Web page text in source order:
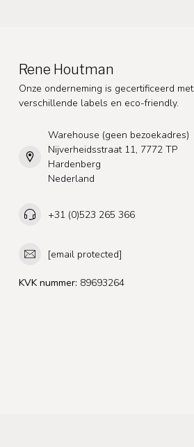
Rene Houtman
Onze onderneming is gecertificeerd met
verschillende labels en eco-friendly.
Warehouse (geen bezoekadres)
Nijverheidsstraat 11, 7772 TP
Hardenberg
Nederland
+31 (0)523 265 366
[email protected]
KVK nummer: 89693264